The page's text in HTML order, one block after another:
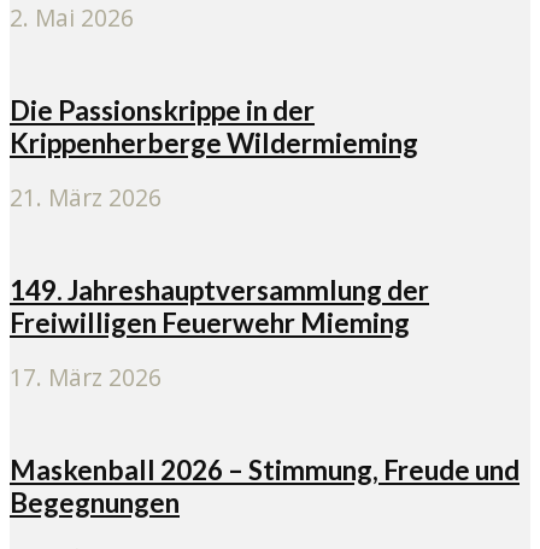
2. Mai 2026
Die Passionskrippe in der
Krippenherberge Wildermieming
21. März 2026
149. Jahreshauptversammlung der
Freiwilligen Feuerwehr Mieming
17. März 2026
Maskenball 2026 – Stimmung, Freude und
Begegnungen